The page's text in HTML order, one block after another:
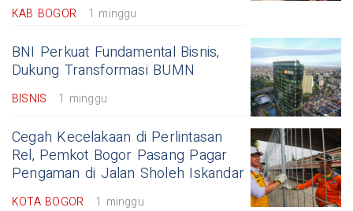
KAB BOGOR 1 minggu
BNI Perkuat Fundamental Bisnis,
Dukung Transformasi BUMN
BISNIS 1 minggu
Cegah Kecelakaan di Perlintasan
Rel, Pemkot Bogor Pasang Pagar
Pengaman di Jalan Sholeh Iskandar
KOTA BOGOR 1 minggu